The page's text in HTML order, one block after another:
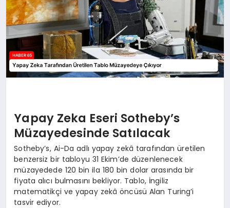
Yapay Zeka Eseri Sotheby’s
Müzayedesinde Satılacak
Sotheby’s, Ai-Da adlı yapay zekâ tarafından üretilen
benzersiz bir tabloyu 31 Ekim’de düzenlenecek
müzayedede 120 bin ila 180 bin dolar arasında bir
fiyata alıcı bulmasını bekliyor. Tablo, İngiliz
matematikçi ve yapay zekâ öncüsü Alan Turing’i
tasvir ediyor.